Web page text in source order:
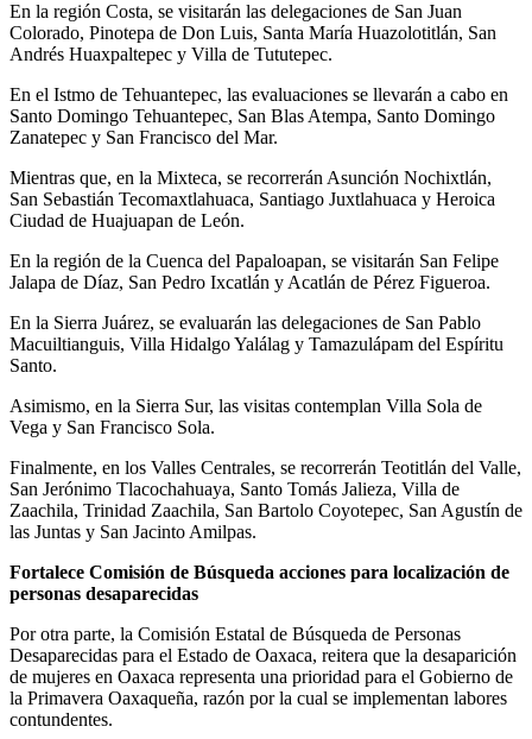
En la región Costa, se visitarán las delegaciones de San Juan
Colorado, Pinotepa de Don Luis, Santa María Huazolotitlán, San
Andrés Huaxpaltepec y Villa de Tututepec.
En el Istmo de Tehuantepec, las evaluaciones se llevarán a cabo en
Santo Domingo Tehuantepec, San Blas Atempa, Santo Domingo
Zanatepec y San Francisco del Mar.
Mientras que, en la Mixteca, se recorrerán Asunción Nochixtlán,
San Sebastián Tecomaxtlahuaca, Santiago Juxtlahuaca y Heroica
Ciudad de Huajuapan de León.
En la región de la Cuenca del Papaloapan, se visitarán San Felipe
Jalapa de Díaz, San Pedro Ixcatlán y Acatlán de Pérez Figueroa.
En la Sierra Juárez, se evaluarán las delegaciones de San Pablo
Macuiltianguis, Villa Hidalgo Yalálag y Tamazulápam del Espíritu
Santo.
Asimismo, en la Sierra Sur, las visitas contemplan Villa Sola de
Vega y San Francisco Sola.
Finalmente, en los Valles Centrales, se recorrerán Teotitlán del Valle,
San Jerónimo Tlacochahuaya, Santo Tomás Jalieza, Villa de
Zaachila, Trinidad Zaachila, San Bartolo Coyotepec, San Agustín de
las Juntas y San Jacinto Amilpas.
Fortalece Comisión de Búsqueda acciones para localización de
personas desaparecidas
Por otra parte, la Comisión Estatal de Búsqueda de Personas
Desaparecidas para el Estado de Oaxaca, reitera que la desaparición
de mujeres en Oaxaca representa una prioridad para el Gobierno de
la Primavera Oaxaqueña, razón por la cual se implementan labores
contundentes.